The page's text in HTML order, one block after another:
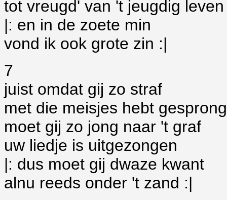
tot vreugd' van 't jeugdig leven
|: en in de zoete min
vond ik ook grote zin :|
7
juist omdat gij zo straf
met die meisjes hebt
moet gij zo jong naar 't graf
uw liedje is uitgezongen
|: dus moet gij dwaze kwant
alnu reeds onder 't zand :|